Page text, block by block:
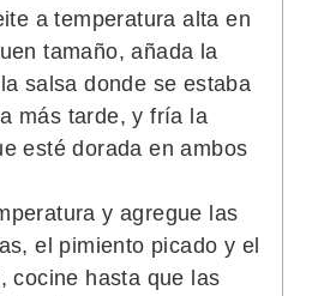
a temperatura alta en
tamaño, añada la
salsa donde se estaba
más tarde, y fría la
esté dorada en ambos
y agregue las
el pimiento picado y el
cocine hasta que las